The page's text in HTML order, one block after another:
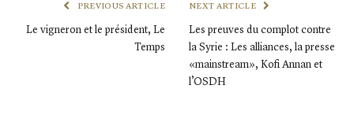
PREVIOUS ARTICLE
Le vigneron et le président, Le
Temps
NEXT ARTICLE
Les preuves du complot contre
la Syrie : Les alliances, la presse
«mainstream», Kofi Annan et
l’OSDH